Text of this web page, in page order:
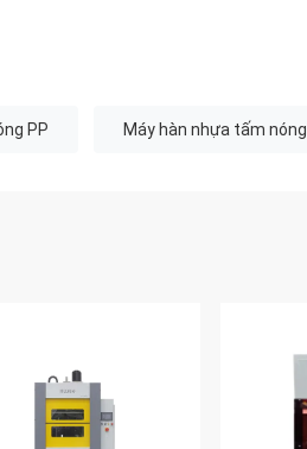
PP Máy hàn nhựa tấm nóng